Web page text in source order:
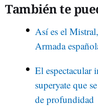
También te
Así es el
Armada
El espectacular
superyate que
de profundidad